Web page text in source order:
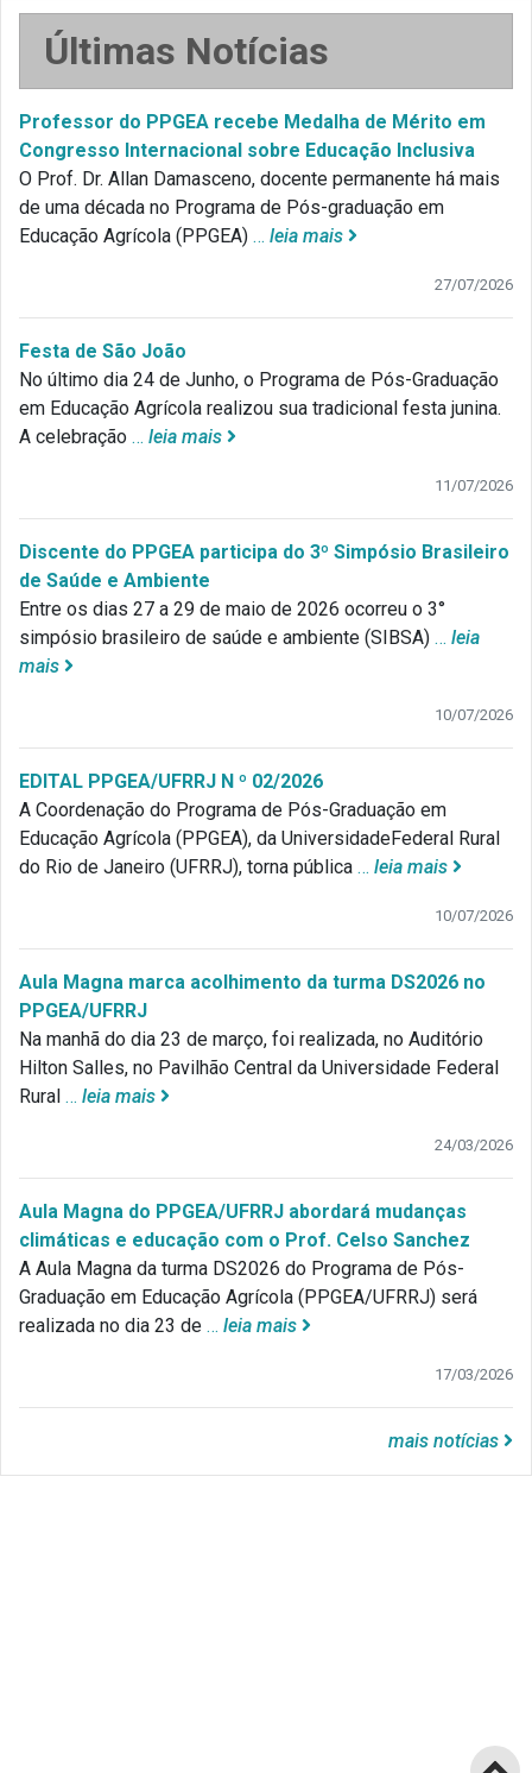
Últimas Notícias
Professor do PPGEA recebe Medalha de Mérito em
Congresso Internacional sobre Educação Inclusiva
O Prof. Dr. Allan Damasceno, docente permanente há mais
de uma década no Programa de Pós-graduação em
Educação Agrícola (PPGEA) … leia mais
27/07/2026
Festa de São João
No último dia 24 de Junho, o Programa de Pós-Graduação
em Educação Agrícola realizou sua tradicional festa junina.
A celebração … leia mais
11/07/2026
Discente do PPGEA participa do 3º Simpósio Brasileiro
de Saúde e Ambiente
Entre os dias 27 a 29 de maio de 2026 ocorreu o 3°
simpósio brasileiro de saúde e ambiente (SIBSA) … leia
mais
10/07/2026
EDITAL PPGEA/UFRRJ N º 02/2026
A Coordenação do Programa de Pós-Graduação em
Educação Agrícola (PPGEA), da UniversidadeFederal Rural
do Rio de Janeiro (UFRRJ), torna pública … leia mais
10/07/2026
Aula Magna marca acolhimento da turma DS2026 no
PPGEA/UFRRJ
Na manhã do dia 23 de março, foi realizada, no Auditório
Hilton Salles, no Pavilhão Central da Universidade Federal
Rural … leia mais
24/03/2026
Aula Magna do PPGEA/UFRRJ abordará mudanças
climáticas e educação com o Prof. Celso Sanchez
A Aula Magna da turma DS2026 do Programa de Pós-
Graduação em Educação Agrícola (PPGEA/UFRRJ) será
realizada no dia 23 de … leia mais
17/03/2026
mais notícias